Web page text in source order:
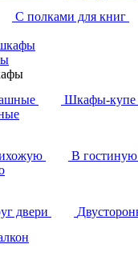
С полками для книг
Шкафы-купе
В гостиную
двери